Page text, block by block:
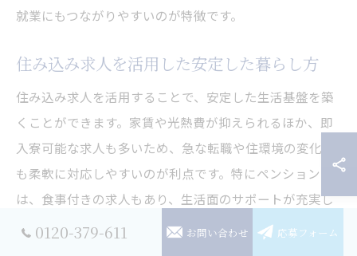
就業にもつながりやすいのが特徴です。
住み込み求人を活用した安定した暮らし方
住み込み求人を活用することで、安定した生活基盤を築
くことができます。家賃や光熱費が抑えられるほか、即
入寮可能な求人も多いため、急な転職や住環境の変化に
も柔軟に対応しやすいのが利点です。特にペンションで
は、食事付きの求人もあり、生活面のサポートが充実し
ていることが多いです。
0120-379-611 お問い合わせ 応募フォーム